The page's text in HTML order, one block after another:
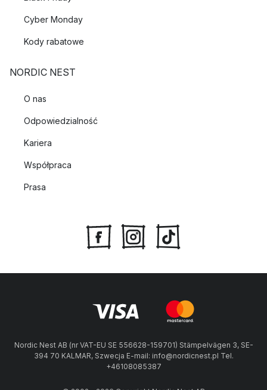
Cyber Monday
Kody rabatowe
NORDIC NEST
O nas
Odpowiedzialność
Kariera
Współpraca
Prasa
Nordic Nest AB (nr VAT-EU SE 556628-159701) Stämpelvägen 3, SE-
394 70 KALMAR, Szwecja E-mail: info@nordicnest.pl Tel.
+46108085387